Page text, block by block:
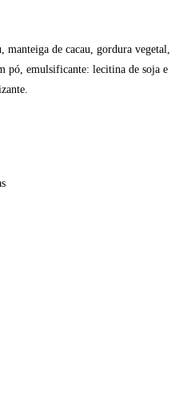
manteiga de cacau, gordura vegetal,
pó, emulsificante: lecitina de soja e